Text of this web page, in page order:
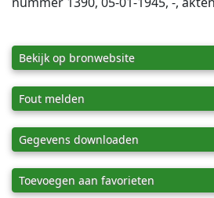
Bekijk op bronwebsite
Fout melden
Gegevens downloaden
Toevoegen aan favorieten